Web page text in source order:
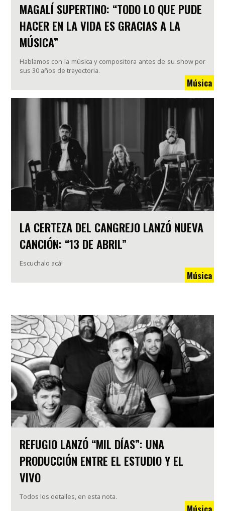
MAGALÍ SUPERTINO: “TODO LO QUE PUDE
HACER EN LA VIDA ES GRACIAS A LA
MÚSICA”
Hablamos con la música y compositora antes de su show por
sus 30 años de trayectoria.
Música
LA CERTEZA DEL CANGREJO LANZÓ NUEVA
CANCIÓN: “13 DE ABRIL”
Escuchalo acá!
Música
REFUGIO LANZÓ “MIL DÍAS”: UNA
PRODUCCIÓN ENTRE EL ESTUDIO Y EL
VIVO
Todos los detalles, en esta nota.